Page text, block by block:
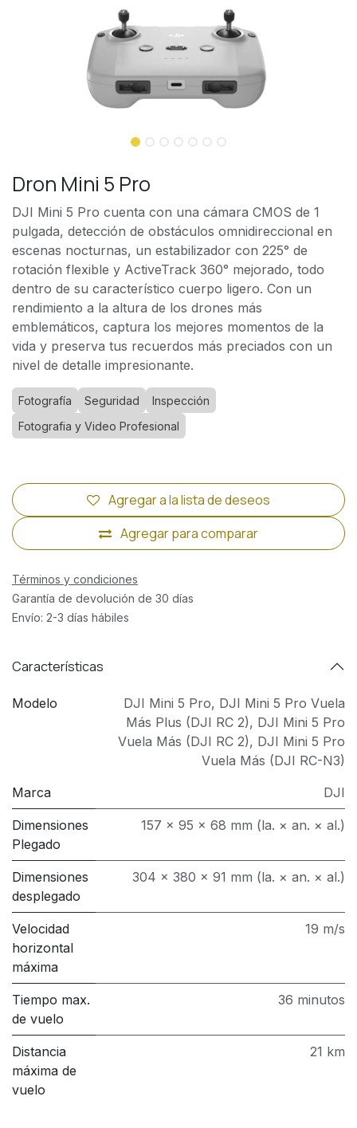
Dron Mini 5 Pro
DJI Mini 5 Pro cuenta con una cámara CMOS de 1
pulgada, detección de obstáculos omnidireccional en
escenas nocturnas, un estabilizador con 225° de
rotación flexible y ActiveTrack 360° mejorado, todo
dentro de su característico cuerpo ligero. Con un
rendimiento a la altura de los drones más
emblemáticos, captura los mejores momentos de la
vida y preserva tus recuerdos más preciados con un
nivel de detalle impresionante.
Fotografía Seguridad
Inspección
Fotografia y Video Profesional
Agregar para comparar
Agregar a la lista de deseos
Términos y condiciones
Garantía de devolución de 30 días
Envío: 2-3 días hábiles
Características
Modelo DJI Mini 5 Pro, DJI Mini 5 Pro Vuela
Más Plus (DJI RC 2), DJI Mini 5 Pro
Vuela Más (DJI RC 2), DJI Mini 5 Pro
Vuela Más (DJI RC-N3)
Marca
DJI
Dimensiones
Plegado
157 × 95 × 68 mm (la. × an. × al.)
Dimensiones
desplegado
304 × 380 × 91 mm (la. × an. × al.)
Velocidad
horizontal
máxima
19 m/s
Tiempo max.
de vuelo
36 minutos
Distancia
máxima de
vuelo
21 km